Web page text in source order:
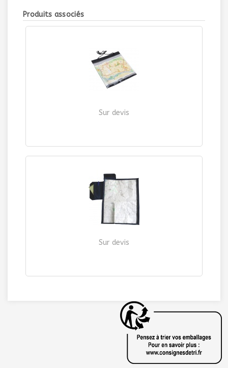
Produits associés
Sur devis
Sur devis